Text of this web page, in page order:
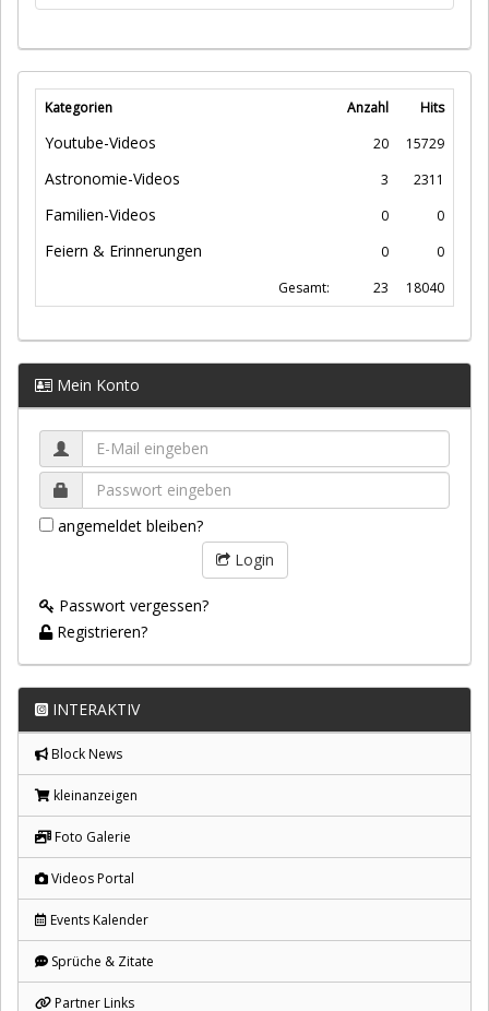
Kategorien Anzahl Hits
Youtube-Videos 20 15729
Astronomie-Videos 3 2311
Familien-Videos 0 0
Feiern & Erinnerungen 0
0
Gesamt:
23 18040
Mein Konto
angemeldet bleiben?
Login
Passwort vergessen?
Registrieren?
INTERAKTIV
Block News
kleinanzeigen
Foto Galerie
Videos Portal
Events Kalender
Sprüche & Zitate
Partner Links